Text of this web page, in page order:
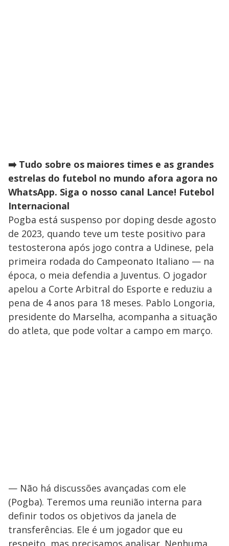
➡️ Tudo sobre os maiores times e as grandes
estrelas do futebol no mundo afora agora no
WhatsApp. Siga o nosso canal Lance! Futebol
Internacional
Pogba está suspenso por doping desde agosto
de 2023, quando teve um teste positivo para
testosterona após jogo contra a Udinese, pela
primeira rodada do Campeonato Italiano — na
época, o meia defendia a Juventus. O jogador
apelou a Corte Arbitral do Esporte e reduziu a
pena de 4 anos para 18 meses. Pablo Longoria,
presidente do Marselha, acompanha a situação
do atleta, que pode voltar a campo em março.
— Não há discussões avançadas com ele
(Pogba). Teremos uma reunião interna para
definir todos os objetivos da janela de
transferências. Ele é um jogador que eu
respeito, mas precisamos analisar. Nenhuma